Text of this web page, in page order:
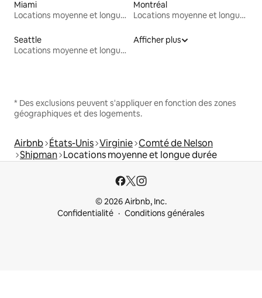
Miami
Locations moyenne et longue durée
Montréal
Locations moyenne et longue durée
Seattle
Locations moyenne et longue durée
Afficher plus
* Des exclusions peuvent s'appliquer en fonction des zones
géographiques et des logements.
Airbnb États-Unis Virginie Comté de Nelson
Shipman Locations moyenne et longue durée
© 2026 Airbnb, Inc.
Confidentialité
Conditions générales